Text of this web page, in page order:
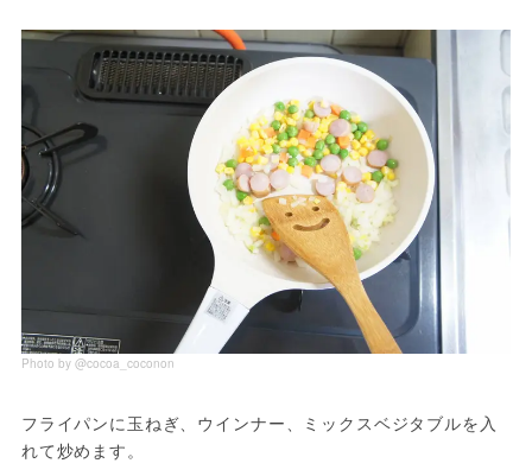
Photo by @cocoa_coconon
フライパンに玉ねぎ、ウインナー、ミックスベジタブルを入
れて炒めます。